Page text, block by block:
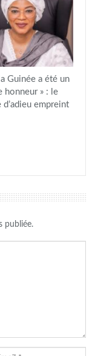
Guinée a été un
honneur » : le
d’adieu empreint
publiée.